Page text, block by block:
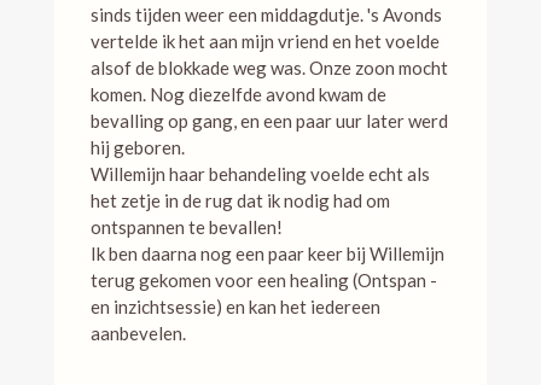
sinds tijden weer een middagdutje. 's Avonds
vertelde ik het aan mijn vriend en het voelde
alsof de blokkade weg was. Onze zoon mocht
komen. Nog diezelfde avond kwam de
bevalling op gang, en een paar uur later werd
hij geboren.
Willemijn haar behandeling voelde echt als
het zetje in de rug dat ik nodig had om
ontspannen te bevallen!
Ik ben daarna nog een paar keer bij Willemijn
terug gekomen voor een healing (Ontspan -
en inzichtsessie) en kan het iedereen
aanbevelen.